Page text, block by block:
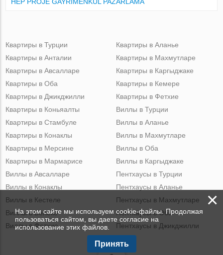
Квартиры в Турции
Квартиры в Анталии
Квартиры в Авсалларе
Квартиры в Оба
Квартиры в Джикджилли
Квартиры в Аланье
Квартиры в Махмутларе
Квартиры в Каргыджаке
Квартиры в Кемере
Квартиры в Фетхие
Квартиры в Коньяалты
Квартиры в Стамбуле
Квартиры в Конаклы
Квартиры в Мерсине
Квартиры в Мармарисе
Виллы в Турции
Виллы в Аланье
Виллы в Махмутларе
Виллы в Оба
Виллы в Каргыджаке
Виллы в Авсалларе
Виллы в Конаклы
Виллы в Кестеле
Виллы в Белеке
Виллы в Фетхие
Пентхаусы в Турции
Пентхаусы в Аланье
Пентхаусы в Махмутларе
Пентхаусы в Оба
Пентхаусы в Джикджилли
×
На этом сайте мы используем cookie-файлы. Продолжая
пользоваться сайтом, вы даете согласие на
использование этих файлов.
Принять